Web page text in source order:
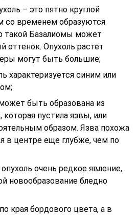
– это пятно круглой
со временем образуются
такой Базалиомы может
оттенок. Опухоль растет
могут быть большие;
характеризуется синим или
быть образована из
которая пустила язвы, или
образом. Язва похожа
в центре еще глубже, чем по
очень редкое явление,
новообразование бледно
края бордового цвета, а в